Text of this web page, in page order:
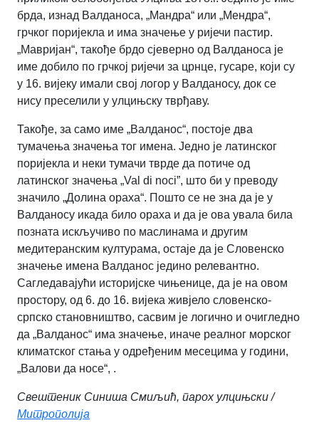
брда, изнад Валданоса, „Мандра“ или „Мендра“,
грчког поријекла и има значење у ријечи пастир.
„Мавријан“, такође брдо сјеверно од Валданоса је
име добило по грчкој ријечи за црнце, гусаре, који су
у 16. вијеку имали свој логор у Валданосу, док се
нису преселили у улцињску тврђаву.
Такође, за само име „Валданос“, постоје два
тумачења значења тог имена. Једно је латинског
поријекла и неки тумачи тврде да потиче од
латинског значења „Val di noci”, што би у преводу
значило „Долина ораха“. Пошто се не зна да је у
Валданосу икада било ораха и да је ова увала била
позната искључиво по маслинама и другим
медитеранским културама, остаје да је Словенско
значење имена Валданос једино релевантно.
Сагледавајући историјске чињенице, да је на овом
простору, од 6. до 16. вијека живјело словенско-
српско становништво, сасвим је логично и очигледно
да „Валданос“ има значење, иначе реалног морског
климатског стања у одређеним месецима у години,
„Валови да носе“, .
Свештеник Синиша Смиљић, парох улцињски /
Митрополија